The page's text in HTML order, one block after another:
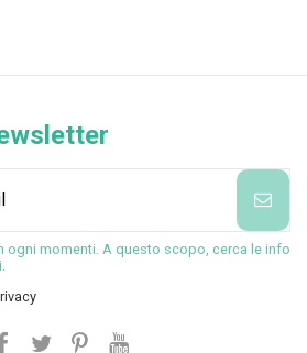
ogni momenti. A questo scopo, cerca le info